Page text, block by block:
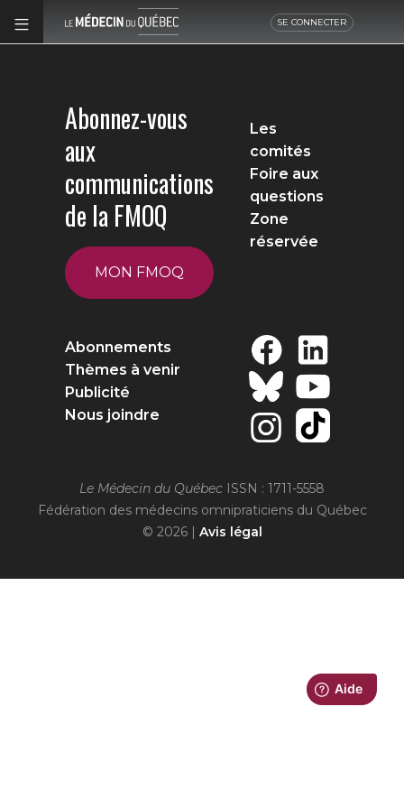
SE CONNECTER
Abonnez-vous
aux
communications
de la FMOQ
MON FMOQ
Les
comités
Foire aux
questions
Zone
réservée
Abonnements
Thèmes à venir
Publicité
Nous joindre
Le Médecin du Québec ISSN : 1711-5558
Fédération des médecins omnipraticiens du Québec
© 2026 | Avis légal